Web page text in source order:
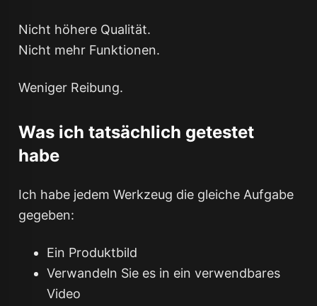
Nicht höhere Qualität.
Nicht mehr Funktionen.
Weniger Reibung.
Was ich tatsächlich getestet
habe
Ich habe jedem Werkzeug die gleiche Aufgabe
gegeben:
Ein Produktbild
Verwandeln Sie es in ein verwendbares
Video